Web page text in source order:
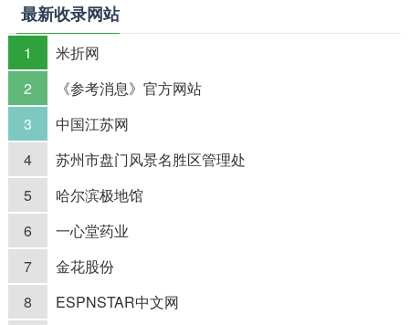
最新收录网站
1
米折网
2
《参考消息》官方网站
3
中国江苏网
4
苏州市盘门风景名胜区管理处
5
哈尔滨极地馆
6
一心堂药业
7
金花股份
8
ESPNSTAR中文网